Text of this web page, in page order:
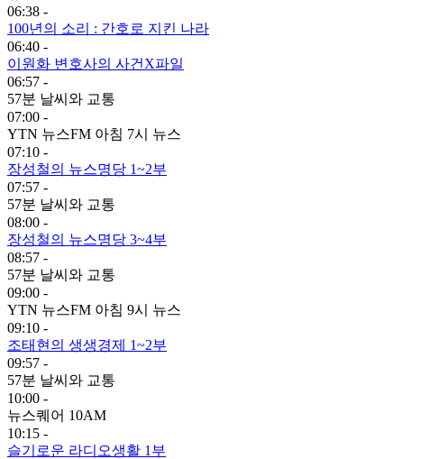
06:38 -
100년의 소리 : 간호로 지킨 나라
06:40 -
이원화 변호사의 사건X파일
06:57 -
57분 날씨와 교통
07:00 -
YTN 뉴스FM 아침 7시 뉴스
07:10 -
장성철의 뉴스명당 1~2부
07:57 -
57분 날씨와 교통
08:00 -
장성철의 뉴스명당 3~4부
08:57 -
57분 날씨와 교통
09:00 -
YTN 뉴스FM 아침 9시 뉴스
09:10 -
조태현의 생생경제 1~2부
09:57 -
57분 날씨와 교통
10:00 -
뉴스퀘어 10AM
10:15 -
슬기로운 라디오생활 1부